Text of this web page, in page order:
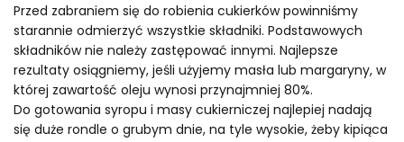
Przed zabraniem się do robienia cukierków powinniśmy
starannie odmierzyć wszystkie składniki. Podstawowych
składników nie należy zastępować innymi. Najlepsze
rezultaty osiągniemy, jeśli użyjemy masła lub margaryny, w
której zawartość oleju wynosi przynajmniej 80%.
Do gotowania syropu i masy cukierniczej najlepiej nadają
się duże rondle o grubym dnie, na tyle wysokie, żeby kipiąca